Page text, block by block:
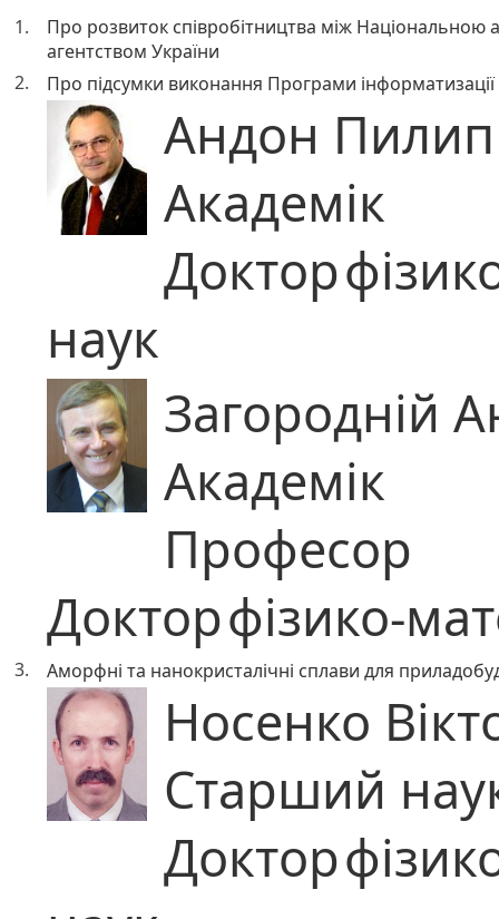
1.
Про розвиток співробітництва між
агентством України
2.
Про підсумки виконання Програми
Андон Пилип
Академік
Доктор
наук
Загородній
Академік
Професор
Докторфізико-
3. Аморфні та нанокристалічні сплави для
Носенко
Старший
Доктор